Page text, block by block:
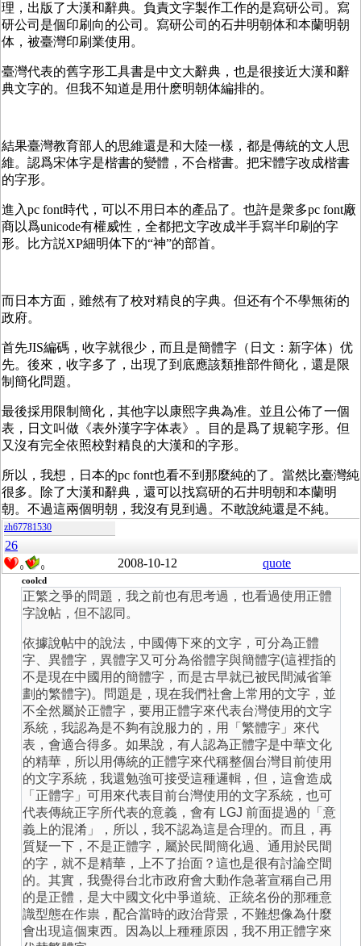
理，出版了大漢和辭典。負責文字製作工作的是寫研公司。寫
研公司是個印刷向的公司。寫研公司的石井明朝体和本蘭明朝
体，被臺灣印刷業使用。
臺灣代表的舊字形工具書是中文大辭典，也是很接近大漢和辭
典文字的。但我不知道是用什麽明朝体編排的。
結果臺灣教育部人的思維還是和大陸一樣，都是傳統的文人思
維。認爲宋体字是楷書的變體，不合楷書。把宋體字改成楷書
的字形。
進入pc font時代，可以不用日本的產品了。也許是衆多pc font廠
商以爲unicode有權威性，全都把文字改成半手寫半印刷的字
形。比方説XP細明体下的“神”的部首。
而日本方面，雖然有了校对精良的字典。但还有个不學無術的
政府。
首先JIS編碼，收字就很少，而且是簡體字（日文：新字体）优
先。後來，收字多了，出現了到底應該類推部件簡化，還是限
制簡化問題。
最後採用限制簡化，其他字以康熙字典為准。並且公佈了一個
表，日文叫做《表外漢字字体表》。目的是爲了規範字形。但
又沒有完全依照校對精良的大漢和的字形。
所以，我想，日本的pc font也看不到那麼純的了。當然比臺灣純
很多。除了大漢和辭典，還可以找寫研的石井明朝和本蘭明
朝。不過這兩個明朝，我沒有見到過。不敢說純還是不純。
zh67781530
26
0 0 2008-10-12 quote
coolcd
正繁之爭的問題，我之前也有思考過，也看過使用正體
字說帖，但不認同。
依據說帖中的說法，中國傳下來的文字，可分為正體
字、異體字，異體字又可分為俗體字與簡體字(這裡指的
不是現在中國用的簡體字，而是古早就已被民間減省筆
劃的繁體字)。問題是，現在我們社會上常用的文字，並
不全然屬於正體字，要用正體字來代表台灣使用的文字
系統，我認為是不夠有說服力的，用「繁體字」來代
表，會適合得多。如果說，有人認為正體字是中華文化
的精華，所以用傳統的正體字來代稱整個台灣目前使用
的文字系統，我還勉強可接受這種邏輯，但，這會造成
「正體字」可用來代表目前台灣使用的文字系統，也可
代表傳統正字所代表的意義，會有 LGJ 前面提過的「意
義上的混淆」，所以，我不認為這是合理的。而且，再
質疑一下，不是正體字，屬於民間簡化過、通用於民間
的字，就不是精華，上不了抬面？這也是很有討論空間
的。其實，我覺得台北市政府會大動作急著宣稱自己用
的是正體，是大中國文化中爭道統、正統名份的那種意
識型態在作祟，配合當時的政治背景，不難想像為什麼
會出現這個東西。因為以上種種原因，我不用正體字來